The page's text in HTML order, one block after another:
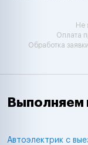
Не
Оплата
Обработка
Выполняем
Автоэлектрик с